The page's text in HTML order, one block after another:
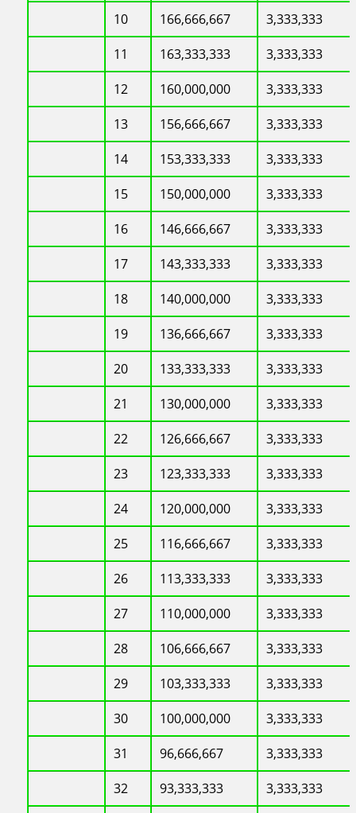
10 166,666,667
3,333,333
11
163,333,333
3,333,333
12
160,000,000
3,333,333
13
156,666,667
3,333,333
14
153,333,333
3,333,333
15
150,000,000
3,333,333
16
146,666,667
3,333,333
17
143,333,333
3,333,333
18
140,000,000
3,333,333
19
136,666,667
3,333,333
20
133,333,333
3,333,333
21
130,000,000
3,333,333
22
126,666,667
3,333,333
23
123,333,333
3,333,333
24
120,000,000
3,333,333
25
116,666,667
3,333,333
26
113,333,333
3,333,333
27
110,000,000
3,333,333
28
106,666,667
3,333,333
29
103,333,333
3,333,333
30
100,000,000
3,333,333
31
96,666,667
3,333,333
32
93,333,333
3,333,333